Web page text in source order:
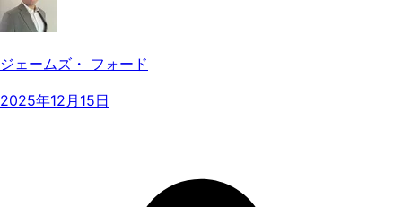
ジェームズ・ フォード
2025年12月15日